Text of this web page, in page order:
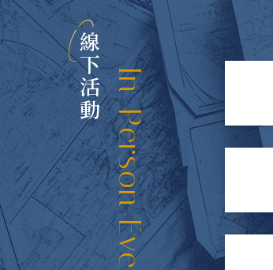
線下活動In-Person Events